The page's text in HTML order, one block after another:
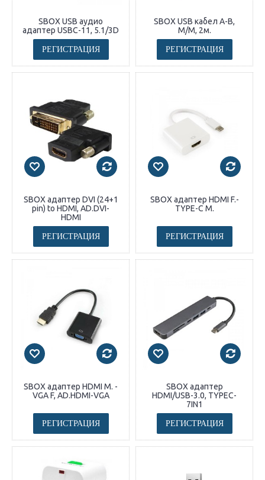
SBOX USB аудио
адаптер USBC-11, 5.1/3D
РЕГИСТРАЦИЯ
SBOX USB кабел A-B,
M/M, 2м.
РЕГИСТРАЦИЯ
SBOX адаптер DVI (24+1
pin) to HDMI, AD.DVI-
HDMI
РЕГИСТРАЦИЯ
SBOX адаптер HDMI F.-
TYPE-C M.
РЕГИСТРАЦИЯ
SBOX адаптер HDMI M. -
VGA F, AD.HDMI-VGA
РЕГИСТРАЦИЯ
SBOX адаптер
HDMI/USB-3.0, TYPEC-
7IN1
РЕГИСТРАЦИЯ